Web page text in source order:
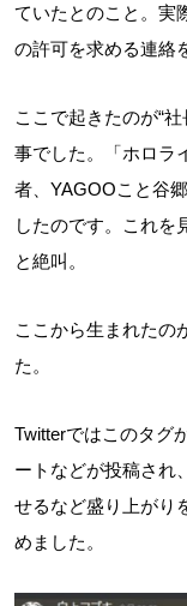
ていたとのこと。実
の許可を求める連絡
ここで起きたのが“
事でした。「ホロラ
者、YAGOOこと谷
したのです。これを
と絶叫。
ここから生まれたの
た。
Twitterではこのタグ
ートなどが投稿され
せるなど盛り上がり
めました。